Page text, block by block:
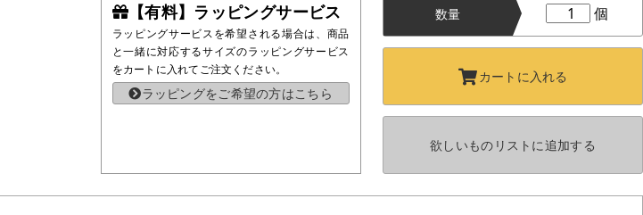
【有料】ラッピングサービス
ラッピングサービスを希望される場合は、商品
と一緒に対応するサイズのラッピングサービス
をカートに入れてご注文ください。
ラッピングをご希望の方はこちら
数量 個
カートに入れる
欲しいものリストに追加する